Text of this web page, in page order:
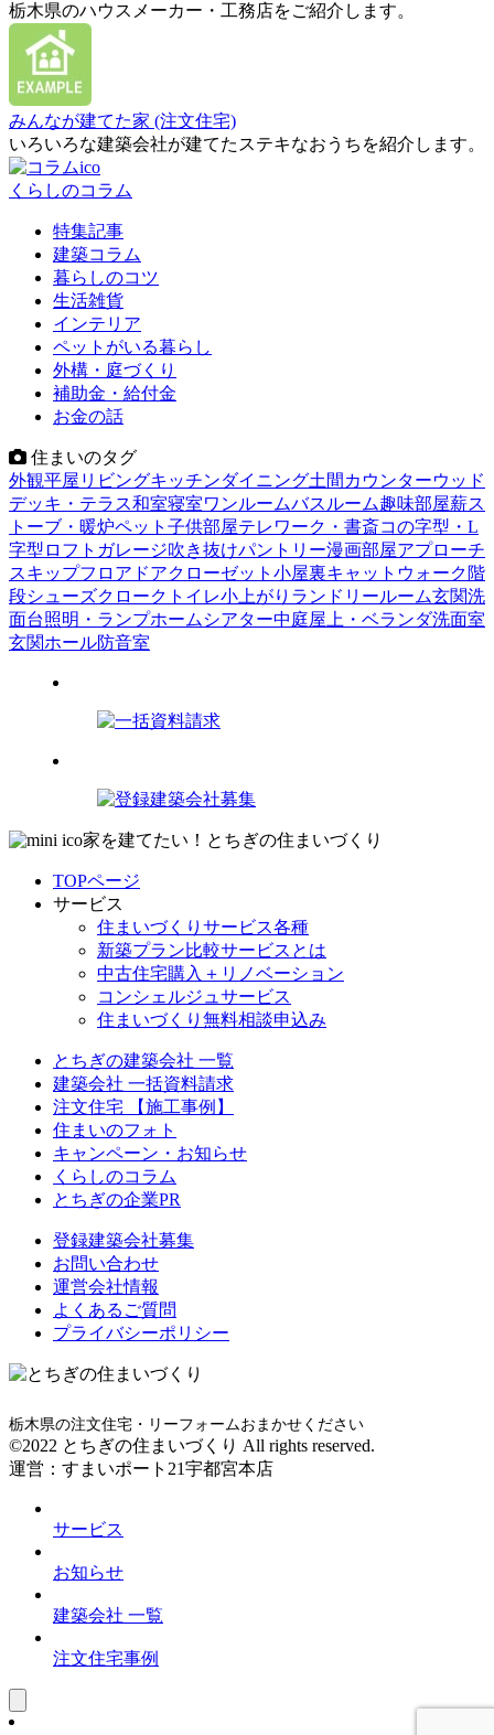
栃木県のハウスメーカー・工務店をご紹介します。
みんなが建てた家 (注文住宅)
いろいろな建築会社が建てたステキなおうちを紹介します。
くらしのコラム
特集記事
建築コラム
暮らしのコツ
生活雑貨
インテリア
ペットがいる暮らし
外構・庭づくり
補助金・給付金
お金の話
住まいのタグ
外観平屋 リビングキッチンダイニング土間 カウンターウッド
デッキ・テラス和室寝室ワンルームバスルーム趣味部屋薪ス
トーブ・暖炉ペット 子供部屋テレワーク・書斎コの字型・L
字型 ロフト ガレージ吹き抜けパントリー漫画部屋アプローチ
スキップフロア ドアクローゼット 小屋裏キャットウォーク 階
段シューズクローク トイレ小上がり ランドリールーム玄関洗
面台照明・ランプホームシアター中庭屋上・ベランダ洗面室
玄関ホール防音室
家を建てたい！とちぎの住まいづくり
TOPページ
サービス
住まいづくりサービス各種
新築プラン比較サービスとは
中古住宅購入＋リノベーション
コンシェルジュサービス
住まいづくり無料相談申込み
とちぎの建築会社 一覧
建築会社 一括資料請求
注文住宅 【施工事例】
住まいのフォト
キャンペーン・お知らせ
くらしのコラム
とちぎの企業PR
登録建築会社募集
お問い合わせ
運営会社情報
よくあるご質問
プライバシーポリシー
栃木県の注文住宅・リーフォームおまかせください
©2022 とちぎの住まいづくり All rights reserved.
運営：すまいポート21宇都宮本店
サービス
お知らせ
建築会社 一覧
注文住宅事例